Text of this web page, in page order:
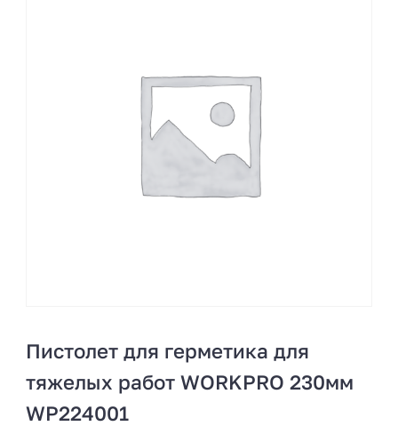
Пистолет для герметика для
тяжелых работ WORKPRO 230мм
WP224001